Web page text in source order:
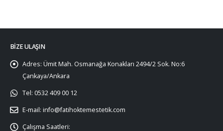
BIZE ULAŞIN
Adres: Ümit Mah. Osmanağa Konakları 2494/2 Sok. No:6
Çankaya/Ankara
Tel: 0532 409 00 12
E-mail: info@fatihoktemestetik.com
Çalışma Saatleri: